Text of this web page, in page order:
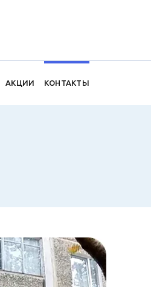
АКЦИИ КОНТАКТЫ